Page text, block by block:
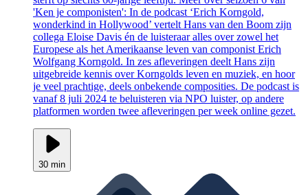
'Ken je componisten': In de podcast ‘Erich Korngold,
wonderkind in Hollywood’ vertelt Hans van den Boom zijn
collega Eloise Davis én de luisteraar alles over zowel het
Europese als het Amerikaanse leven van componist Erich
Wolfgang Korngold. In zes afleveringen deelt Hans zijn
uitgebreide kennis over Korngolds leven en muziek, en hoor
je veel prachtige, deels onbekende composities. De podcast is
vanaf 8 juli 2024 te beluisteren via NPO luister, op andere
platformen worden twee afleveringen per week online gezet.
30 min